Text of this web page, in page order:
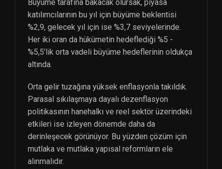
Büyüme tarafına bakacak olursak, piyasa
katılımcılarının bu yıl için büyüme beklentisi
%2,9, gelecek yıl için ise %3,7 seviyelerinde.
Her iki oran da hükümetin hedeflediği %5 -
%5,5’lik orta vadeli büyüme hedeflerinin oldukça
altında.
Orta gelir tuzağına yüksek enflasyonla takıldık.
Parasal sıkılaşmaya dayalı dezenflasyon
politikasının hanehalkı ve reel sektör üzerindeki
etkileri ise izleyen dönemde daha da
derinleşecek görünüyor. Bu yüzden çözüm için
mutlaka ve mutlaka yapısal reformların ele
alınmalıdır.